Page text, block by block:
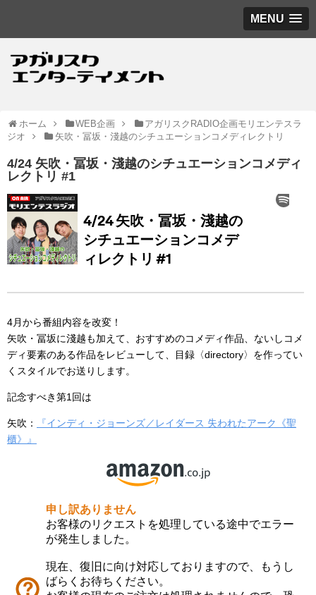
MENU
ホーム WEB企画
アガリスクRADIO企画モリエンテスラ
ジオ
矢吹・冨坂・淺越のシチュエーションコメディレクトリ
4/24 矢吹・冨坂・淺越のシチュエーションコメディ
レクトリ #1
4月から番組内容を改変！
矢吹・冨坂に淺越も加えて、おすすめのコメディ作品、ないしコメ
ディ要素のある作品をレビューして、目録〈directory〉を作ってい
くスタイルでお送りします。
記念すべき第1回は
矢吹：
『インディ・ジョーンズ／レイダース 失われたアーク《聖
櫃》』